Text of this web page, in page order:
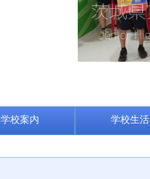
学校案内 学校生活